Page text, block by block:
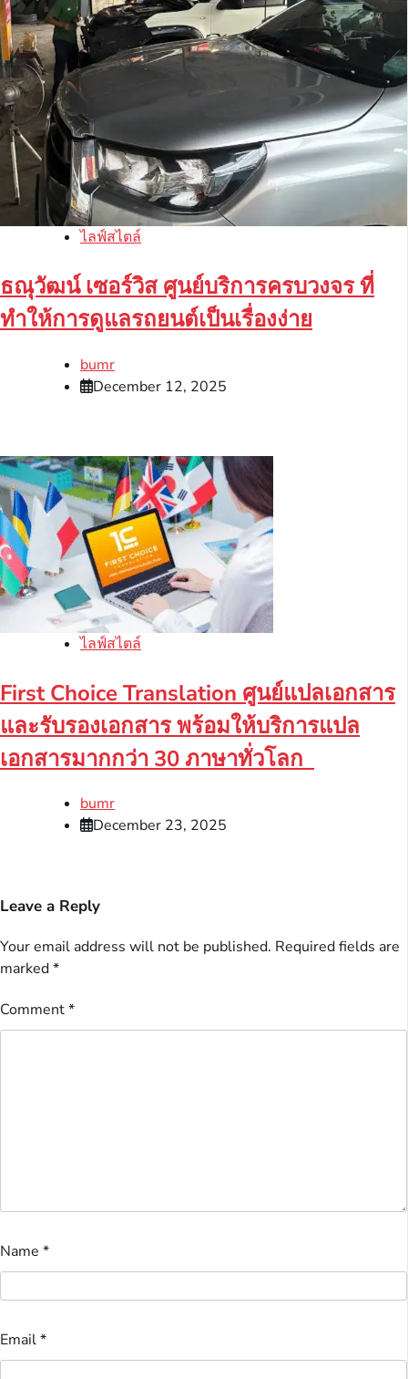
ไลฟ์สไตล์
ธณุวัฒน์ เซอร์วิส ศูนย์บริการครบวงจร ที่
ทำให้การดูแลรถยนต์เป็นเรื่องง่าย
bumr
December 12, 2025
ไลฟ์สไตล์
First Choice Translation ศูนย์แปลเอกสาร
และรับรองเอกสาร พร้อมให้บริการแปล
เอกสารมากกว่า 30 ภาษาทั่วโลก
bumr
December 23, 2025
Leave a Reply
Your email address will not be published. Required fields are
marked*
Comment*
Name *
Email*